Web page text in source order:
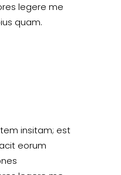
legere me
quam.
insitam; est
eorum